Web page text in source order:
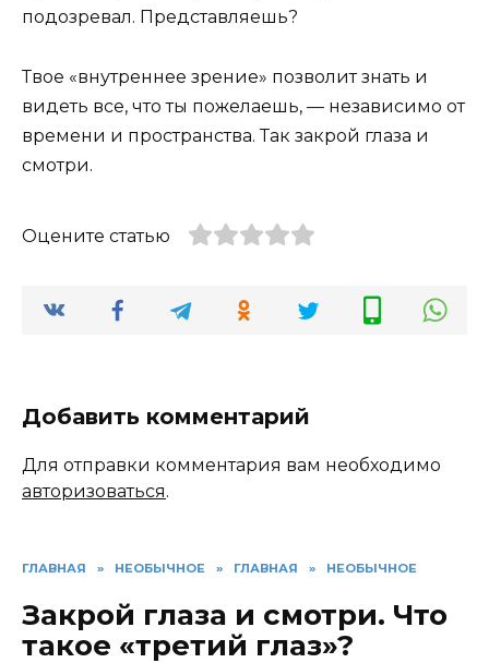
подозревал. Представляешь?
Твое «внутреннее зрение» позволит знать и
видеть все, что ты пожелаешь, — независимо от
времени и пространства. Так закрой глаза и
смотри.
Оцените статью
Добавить комментарий
Для отправки комментария вам необходимо
авторизоваться.
ГЛАВНАЯ » НЕОБЫЧНОЕ » ГЛАВНАЯ » НЕОБЫЧНОЕ
Закрой глаза и смотри. Что
такое «третий глаз»?